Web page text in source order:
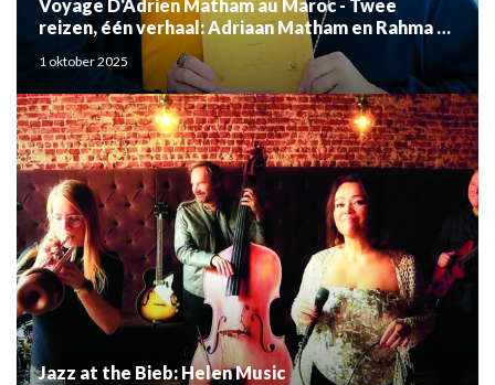
Voyage D'Adrien Matham au Maroc - Twee
reizen, één verhaal: Adriaan Matham en Rahma el
Mouden
1 oktober 2025
Jazz at the Bieb: Helen Music